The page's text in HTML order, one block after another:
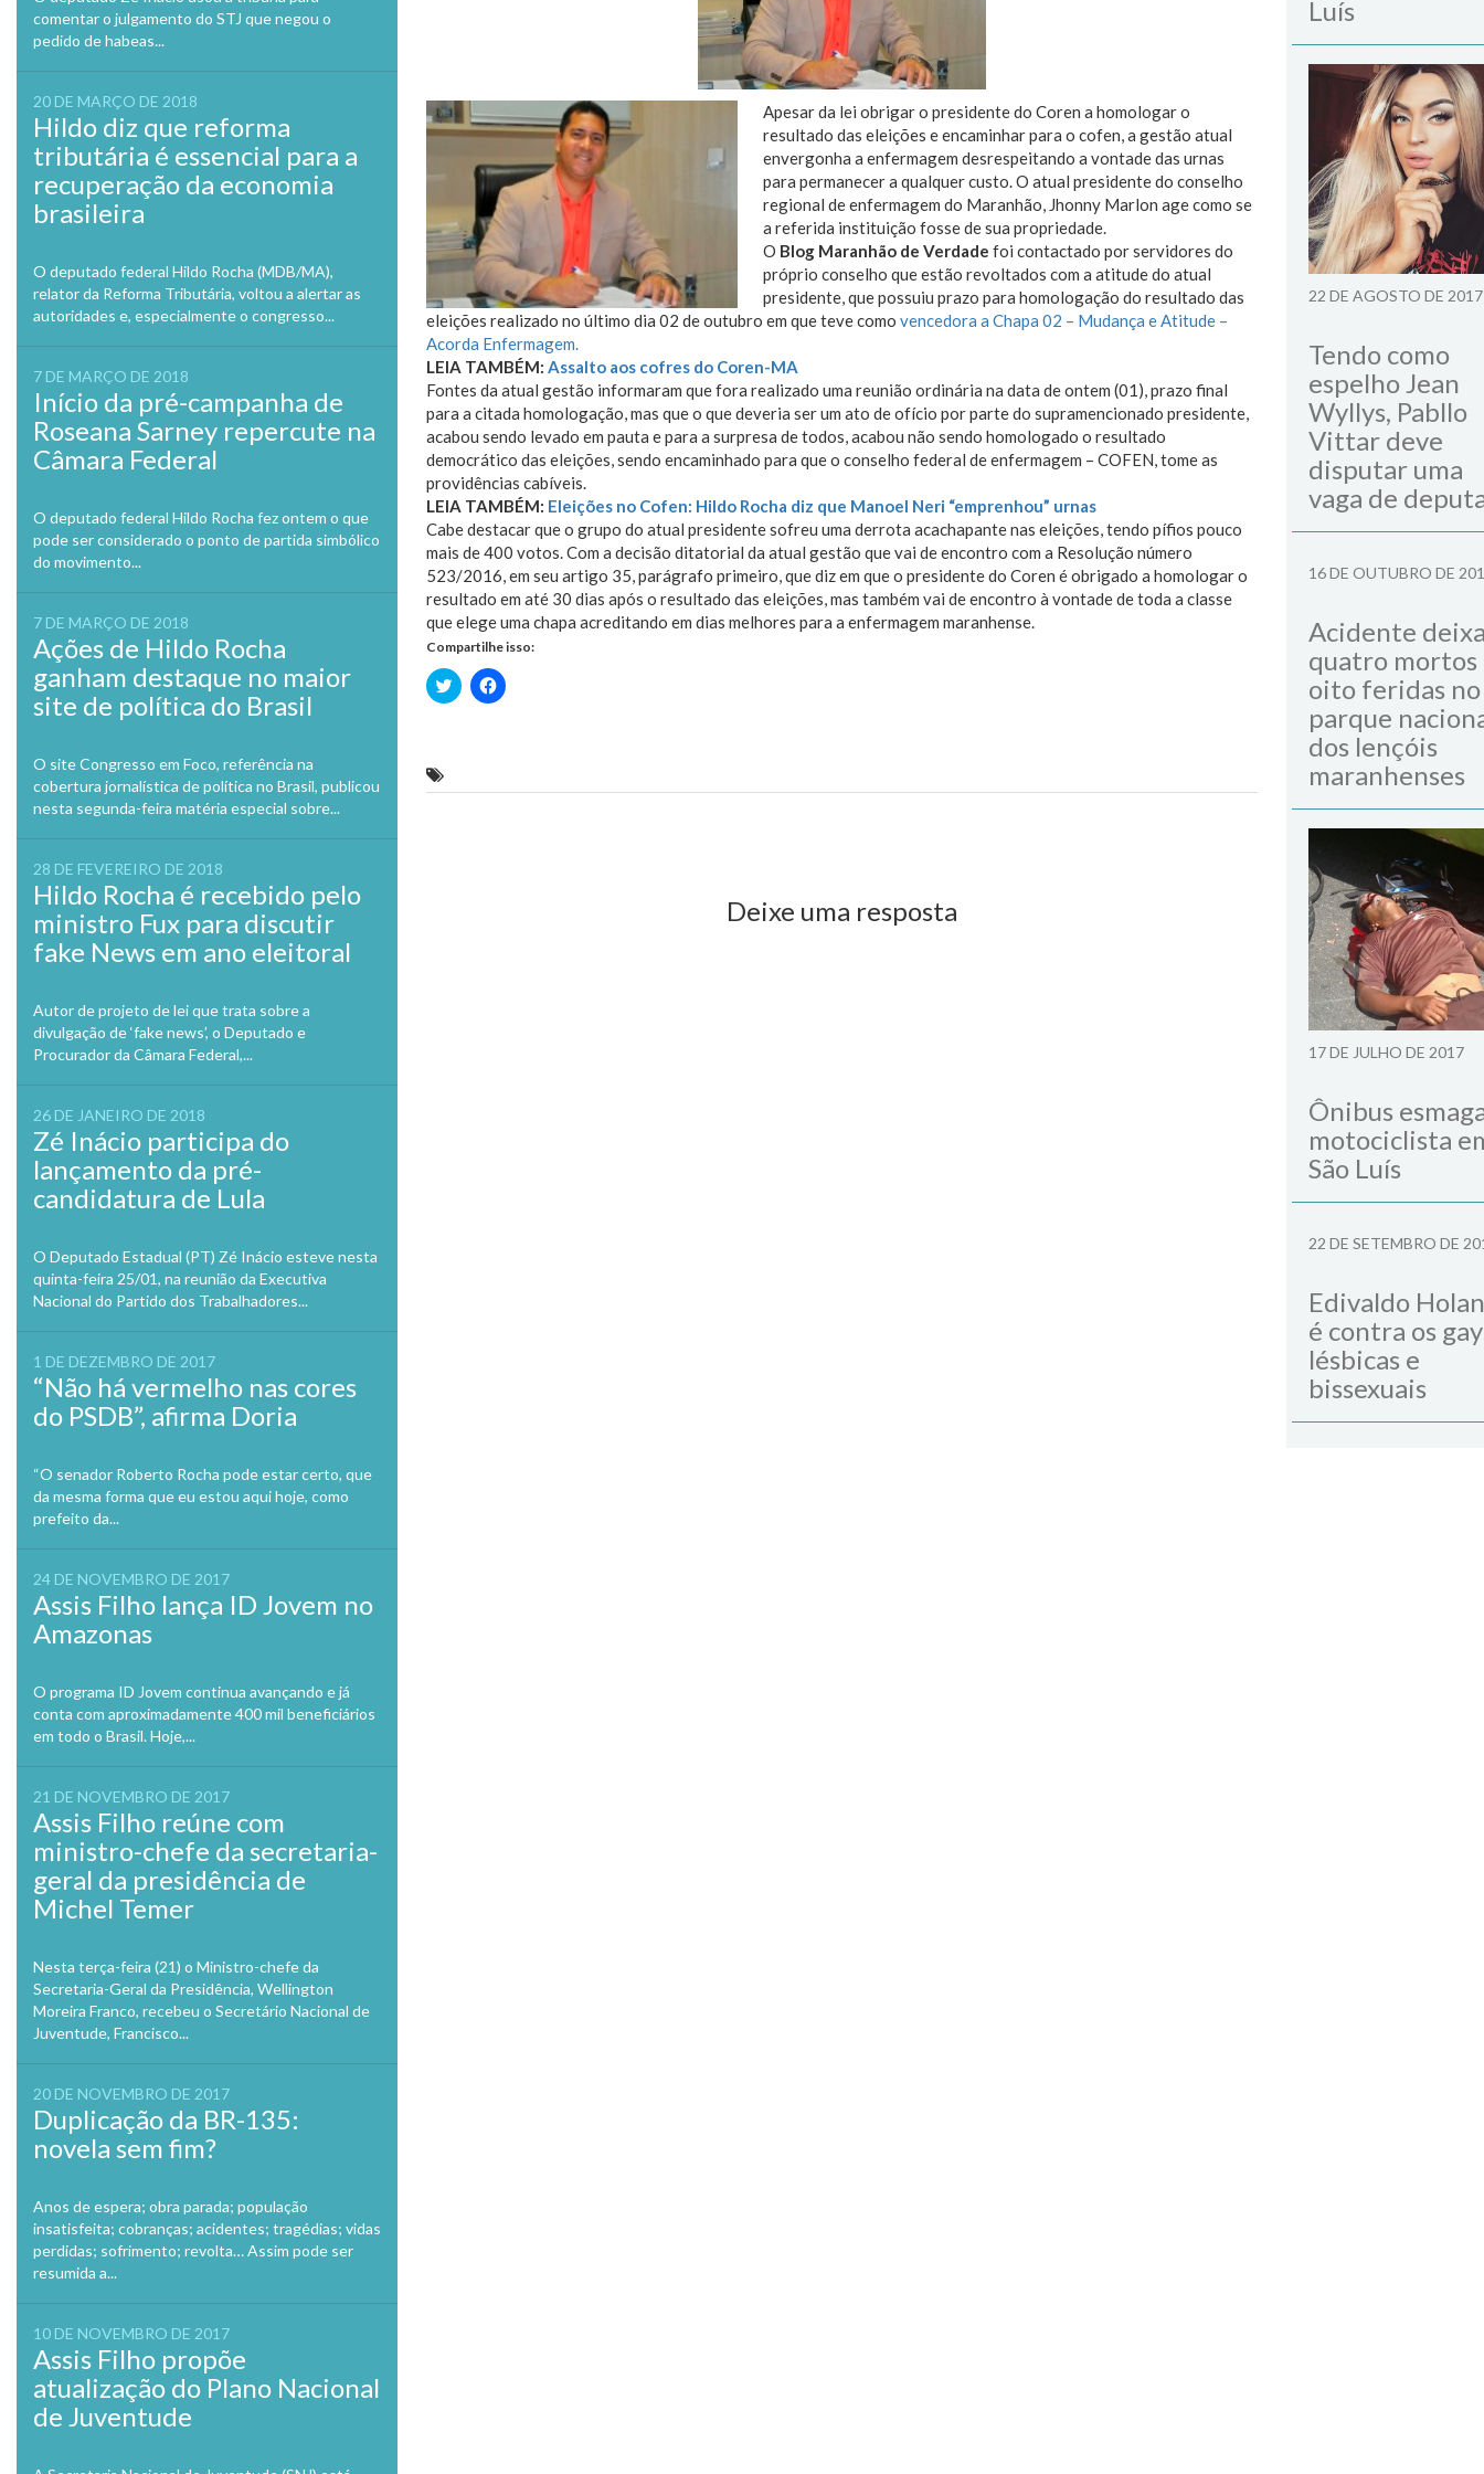
comentar o julgamento do STJ que negou o
pedido de habeas...
20 DE MARÇO DE 2018
Hildo diz que reforma
tributária é essencial para a
recuperação da economia
brasileira
O deputado federal Hildo Rocha (MDB/MA),
relator da Reforma Tributária, voltou a alertar as
autoridades e, especialmente o congresso...
7 DE MARÇO DE 2018
Início da pré-campanha de
Roseana Sarney repercute na
Câmara Federal
O deputado federal Hildo Rocha fez ontem o que
pode ser considerado o ponto de partida simbólico
do movimento...
7 DE MARÇO DE 2018
Ações de Hildo Rocha
ganham destaque no maior
site de política do Brasil
O site Congresso em Foco, referência na
cobertura jornalística de política no Brasil, publicou
nesta segunda-feira matéria especial sobre...
28 DE FEVEREIRO DE 2018
Hildo Rocha é recebido pelo
ministro Fux para discutir
fake News em ano eleitoral
Autor de projeto de lei que trata sobre a
divulgação de ‘fake news’, o Deputado e
Procurador da Câmara Federal,...
26 DE JANEIRO DE 2018
Zé Inácio participa do
lançamento da pré-
candidatura de Lula
O Deputado Estadual (PT) Zé Inácio esteve nesta
quinta-feira 25/01, na reunião da Executiva
Nacional do Partido dos Trabalhadores...
1 DE DEZEMBRO DE 2017
“Não há vermelho nas cores
do PSDB”, afirma Doria
“O senador Roberto Rocha pode estar certo, que
da mesma forma que eu estou aqui hoje, como
prefeito da...
24 DE NOVEMBRO DE 2017
Assis Filho lança ID Jovem no
Amazonas
O programa ID Jovem continua avançando e já
conta com aproximadamente 400 mil beneficiários
em todo o Brasil. Hoje,...
21 DE NOVEMBRO DE 2017
Assis Filho reúne com
ministro-chefe da secretaria-
geral da presidência de
Michel Temer
Nesta terça-feira (21) o Ministro-chefe da
Secretaria-Geral da Presidência, Wellington
Moreira Franco, recebeu o Secretário Nacional de
Juventude, Francisco...
20 DE NOVEMBRO DE 2017
Duplicação da BR-135:
novela sem fim?
Anos de espera; obra parada; população
insatisfeita; cobranças; acidentes; tragédias; vidas
perdidas; sofrimento; revolta… Assim pode ser
resumida a...
10 DE NOVEMBRO DE 2017
Assis Filho propõe
atualização do Plano Nacional
de Juventude
Apesar da lei obrigar o presidente do Coren a homologar o
resultado das eleições e encaminhar para o cofen, a gestão atual
envergonha a enfermagem desrespeitando a vontade das urnas
para permanecer a qualquer custo. O atual presidente do conselho
regional de enfermagem do Maranhão, Jhonny Marlon age como se
a referida instituição fosse de sua propriedade.
O Blog Maranhão de Verdade foi contactado por servidores do
próprio conselho que estão revoltados com a atitude do atual
presidente, que possuiu prazo para homologação do resultado das
eleições realizado no último dia 02 de outubro em que teve como vencedora a Chapa 02 – Mudança e Atitude –
Acorda Enfermagem.
LEIA TAMBÉM: Assalto aos cofres do Coren-MA
Fontes da atual gestão informaram que fora realizado uma reunião ordinária na data de ontem (01), prazo final
para a citada homologação, mas que o que deveria ser um ato de ofício por parte do supramencionado presidente,
acabou sendo levado em pauta e para a surpresa de todos, acabou não sendo homologado o resultado
democrático das eleições, sendo encaminhado para que o conselho federal de enfermagem – COFEN, tome as
providências cabíveis.
LEIA TAMBÉM: Eleições no Cofen: Hildo Rocha diz que Manoel Neri “emprenhou” urnas
Cabe destacar que o grupo do atual presidente sofreu uma derrota acachapante nas eleições, tendo pífios pouco
mais de 400 votos. Com a decisão ditatorial da atual gestão que vai de encontro com a Resolução número
523/2016, em seu artigo 35, parágrafo primeiro, que diz em que o presidente do Coren é obrigado a homologar o
resultado em até 30 dias após o resultado das eleições, mas também vai de encontro à vontade de toda a classe
que elege uma chapa acreditando em dias melhores para a enfermagem maranhense.
Compartilhe isso:
Clique
para
Clique
para
Deixe uma resposta
Luís
22 DE AGOSTO DE 2017
Tendo como
espelho Jean
Wyllys, Pabllo
Vittar deve
disputar uma
vaga de
16 DE OUTUBRO DE
Acidente
quatro mortos
oito feridas no
parque
dos lençóis
maranhenses
17 DE JULHO DE 2017
Ônibus
motociclista
São Luís
22 DE SETEMBRO DE
Edivaldo
é contra os
lésbicas e
bissexuais